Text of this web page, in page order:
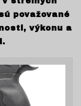
považované
výkonu a